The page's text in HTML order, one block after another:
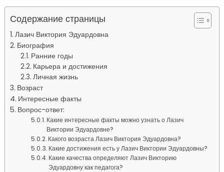
Содержание страницы
Лазич Виктория Эдуардовна
Биография
Ранние годы
Карьера и достижения
Личная жизнь
Возраст
Интересные факты
Вопрос-ответ:
Какие интересные факты можно узнать о Лазич
Виктории Эдуардовне?
Какого возраста Лазич Виктория Эдуардовна?
Какие достижения есть у Лазич Виктории Эдуардовны?
Какие качества определяют Лазич Викторию
Эдуардовну как педагога?